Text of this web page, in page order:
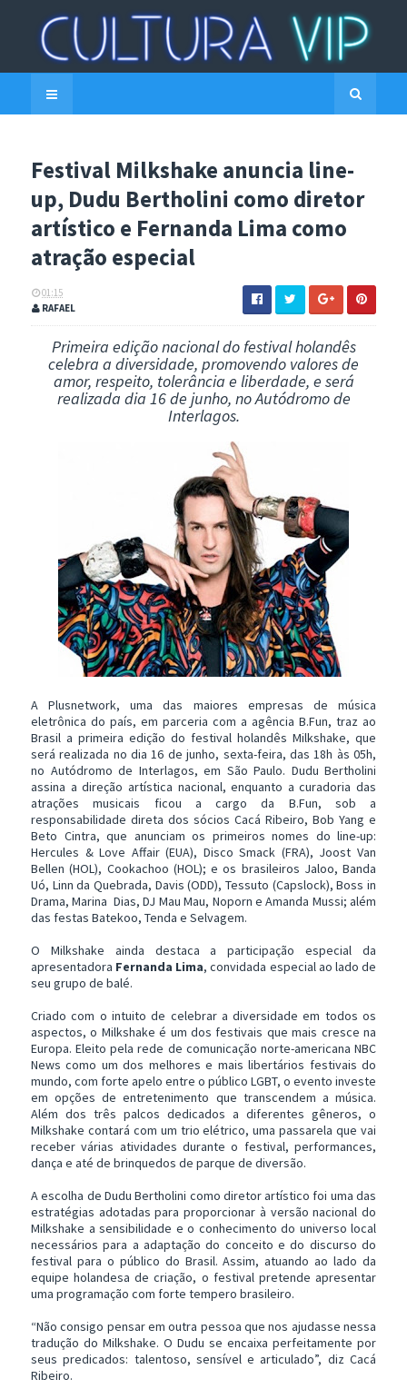
Festival Milkshake anuncia line-
up, Dudu Bertholini como diretor
artístico e Fernanda Lima como
atração especial
01:15
RAFAEL
Primeira edição nacional do festival holandês
celebra a diversidade, promovendo valores de
amor, respeito, tolerância e liberdade, e será
realizada dia 16 de junho, no Autódromo de
Interlagos.
A Plusnetwork, uma das maiores empresas de música
eletrônica do país, em parceria com a agência B.Fun, traz ao
Brasil a primeira edição do festival holandês Milkshake, que
será realizada no dia 16 de junho, sexta-feira, das 18h às 05h,
no Autódromo de Interlagos, em São Paulo. Dudu Bertholini
assina a direção artística nacional, enquanto a curadoria das
atrações musicais ficou a cargo da B.Fun, sob a
responsabilidade direta dos sócios Cacá Ribeiro, Bob Yang e
Beto Cintra, que anunciam os primeiros nomes do line-up:
Hercules & Love Affair (EUA), Disco Smack (FRA), Joost Van
Bellen (HOL), Cookachoo (HOL); e os brasileiros Jaloo, Banda
Uó, Linn da Quebrada, Davis (ODD), Tessuto (Capslock), Boss in
Drama, Marina Dias, DJ Mau Mau, Noporn e Amanda Mussi; além
das festas Batekoo, Tenda e Selvagem.
O Milkshake ainda destaca a participação especial da
apresentadora Fernanda Lima, convidada especial ao lado de
seu grupo de balé.
Criado com o intuito de celebrar a diversidade em todos os
aspectos, o Milkshake é um dos festivais que mais cresce na
Europa. Eleito pela rede de comunicação norte-americana NBC
News como um dos melhores e mais libertários festivais do
mundo, com forte apelo entre o público LGBT, o evento investe
em opções de entretenimento que transcendem a música.
Além dos três palcos dedicados a diferentes gêneros, o
Milkshake contará com um trio elétrico, uma passarela que vai
receber várias atividades durante o festival, performances,
dança e até de brinquedos de parque de diversão.
A escolha de Dudu Bertholini como diretor artístico foi uma das
estratégias adotadas para proporcionar à versão nacional do
Milkshake a sensibilidade e o conhecimento do universo local
necessários para a adaptação do conceito e do discurso do
festival para o público do Brasil. Assim, atuando ao lado da
equipe holandesa de criação, o festival pretende apresentar
uma programação com forte tempero brasileiro.
“Não consigo pensar em outra pessoa que nos ajudasse nessa
tradução do Milkshake. O Dudu se encaixa perfeitamente por
seus predicados: talentoso, sensível e articulado”, diz Cacá
Ribeiro.